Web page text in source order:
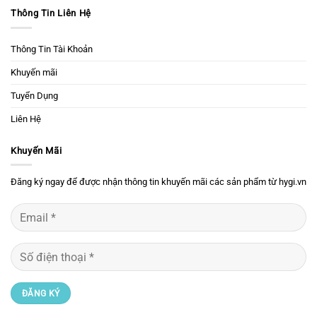
Thông Tin Liên Hệ
Thông Tin Tài Khoản
Khuyến mãi
Tuyển Dụng
Liên Hệ
Khuyến Mãi
Đăng ký ngay để được nhận thông tin khuyến mãi các sản phẩm từ hygi.vn